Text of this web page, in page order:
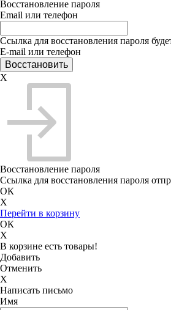
Восстановление пароля
Email или телефон
Ссылка для восстановления пароля
E-mail или телефон
X
Восстановление пароля
Ссылка для восстановления пароля
ОК
X
Перейти в корзину
ОК
X
В корзине есть товары!
Добавить
Отменить
X
Написать письмо
Имя